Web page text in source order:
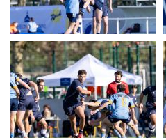
UERC